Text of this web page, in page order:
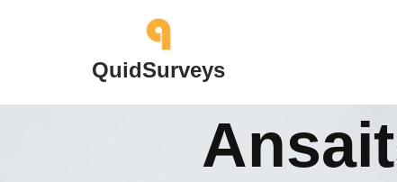
sisältöön
QuidSurveys